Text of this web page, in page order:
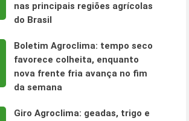
nas principais regiões agrícolas
do Brasil
Boletim Agroclima: tempo seco
favorece colheita, enquanto
nova frente fria avança no fim
da semana
Giro Agroclima: geadas, trigo e